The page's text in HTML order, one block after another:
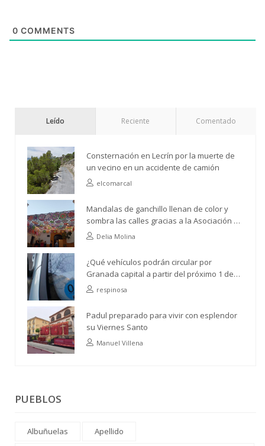
0 COMMENTS
Leído Reciente Comentado
Consternación en Lecrín por la muerte de
un vecino en un accidente de camión
elcomarcal
Mandalas de ganchillo llenan de color y
sombra las calles gracias a la Asociación de
Vecinos Río Ízbor
Delia Molina
¿Qué vehículos podrán circular por
Granada capital a partir del próximo 1 de
abril?respinosa
Padul preparado para vivir con esplendor
su Viernes Santo
Manuel Villena
PUEBLOS
Albuñuelas
Apellido